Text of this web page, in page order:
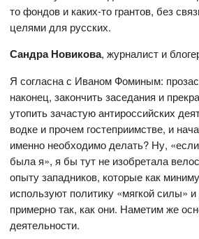
то фондов и каких-то грантов, без
целями для русских.
Сандра Новикова, журналист и
Я согласна с Иваном Фоминым:
наконец, закончить заседания и
утопить зачастую антироссийских
водке и прочем гостеприимстве, и
именно необходимо делать? Ну,
была я», я бы тут не изобретала
опыту западников, которые как
используют политику «мягкой силы»
примерно так, как они. Наметим же
деятельности.